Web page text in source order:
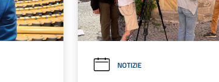
NOTIZIE